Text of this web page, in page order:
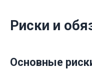
Риски и
Основные